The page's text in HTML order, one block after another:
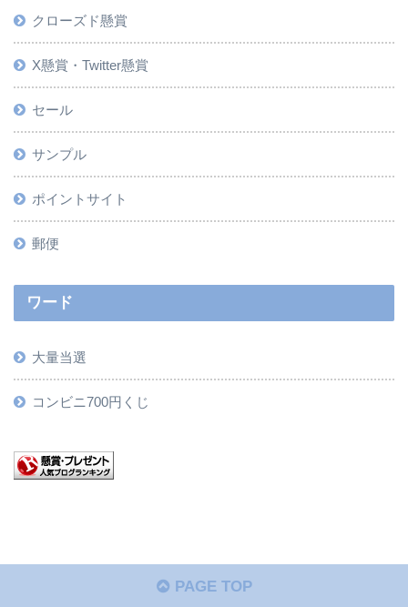
クローズド懸賞
X懸賞・Twitter懸賞
セール
サンプル
ポイントサイト
郵便
ワード
大量当選
コンビニ700円くじ
PAGE TOP